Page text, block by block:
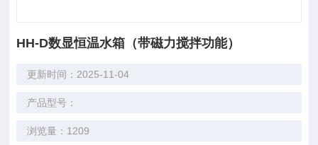
HH-D数显恒温水箱（带磁力搅拌功能）
更新时间：2025-11-04
产品型号：
浏览量：1209